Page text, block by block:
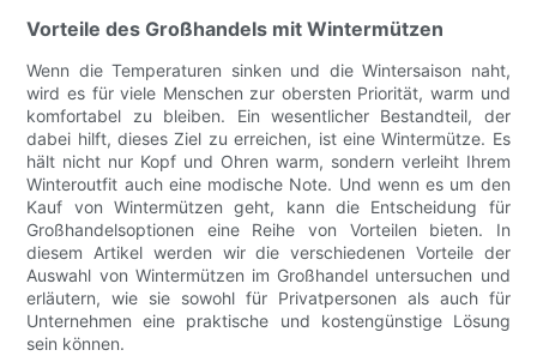
Vorteile des Großhandels mit Wintermützen
Wenn die Temperaturen sinken und die Wintersaison naht,
wird es für viele Menschen zur obersten Priorität, warm und
komfortabel zu bleiben. Ein wesentlicher Bestandteil, der
dabei hilft, dieses Ziel zu erreichen, ist eine Wintermütze. Es
hält nicht nur Kopf und Ohren warm, sondern verleiht Ihrem
Winteroutfit auch eine modische Note. Und wenn es um den
Kauf von Wintermützen geht, kann die Entscheidung für
Großhandelsoptionen eine Reihe von Vorteilen bieten. In
diesem Artikel werden wir die verschiedenen Vorteile der
Auswahl von Wintermützen im Großhandel untersuchen und
erläutern, wie sie sowohl für Privatpersonen als auch für
Unternehmen eine praktische und kostengünstige Lösung
sein können.